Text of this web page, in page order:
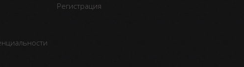
Регистрация